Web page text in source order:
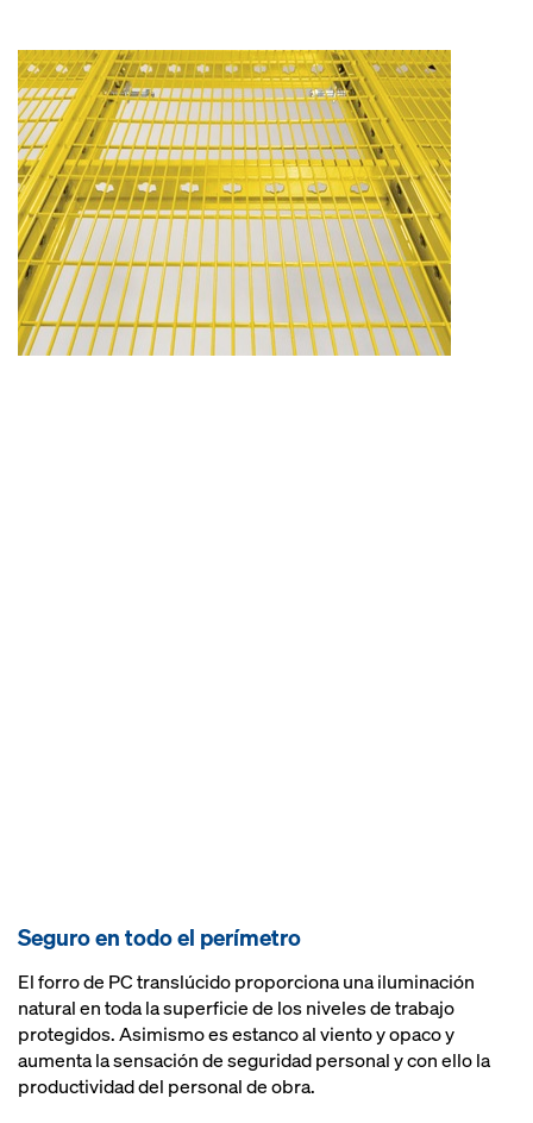
Seguro en todo el perímetro
El forro de PC translúcido proporciona una iluminación
natural en toda la superficie de los niveles de trabajo
protegidos. Asimismo es estanco al viento y opaco y
aumenta la sensación de seguridad personal y con ello la
productividad del personal de obra.